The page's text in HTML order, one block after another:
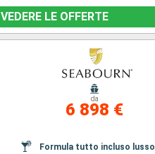
VEDERE LE OFFERTE
da
6 898 €
Formula tutto incluso lusso